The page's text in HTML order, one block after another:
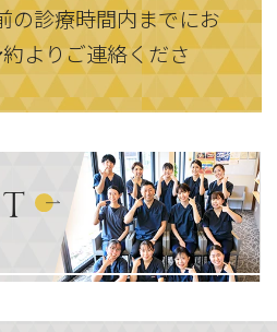
の診療時間内までにお
よりご連絡くださ